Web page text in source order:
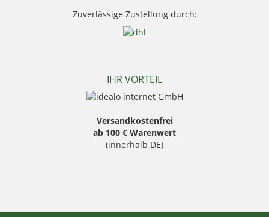
Thermo Function
Weisskirchen Locker
Zuverlässige Zustellung durch:
IHR VORTEIL
Versandkostenfrei
ab 100 € Warenwert
(innerhalb DE)